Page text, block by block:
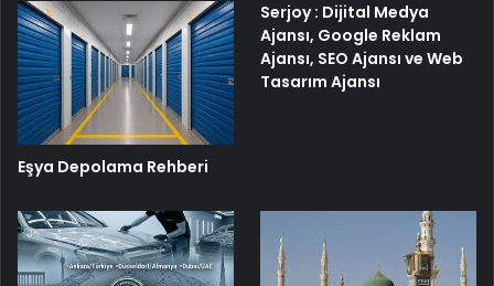
Eşya Depolama Rehberi
Serjoy : Dijital Medya
Ajansı, Google Reklam
Ajansı, SEO Ajansı ve Web
Tasarım Ajansı